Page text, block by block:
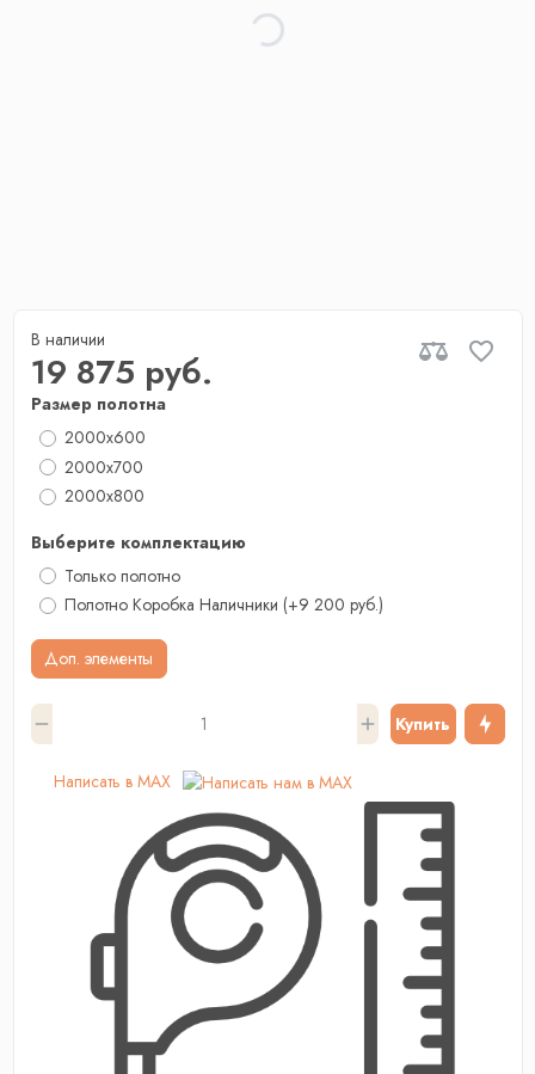
В наличии
19 875 руб.
Размер полотна
2000x600
2000x700
2000х800
Выберите комплектацию
Только полотно
Полотно Коробка Наличники (+9 200 руб.)
Доп. элементы
Купить
Написать в MAX